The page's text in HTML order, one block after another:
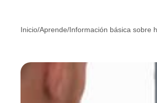
Inicio/Aprende/Información básica sobre